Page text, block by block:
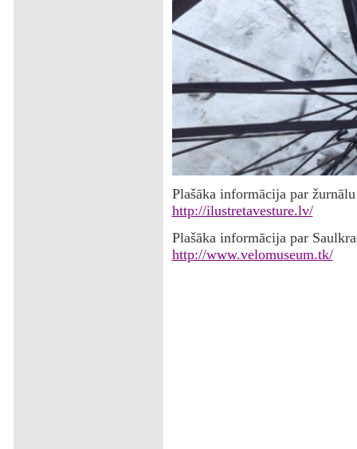
Plašāka informācija par
http://ilustretavesture.lv/
Plašāka informācija par
http://www.velomuseum.tk/